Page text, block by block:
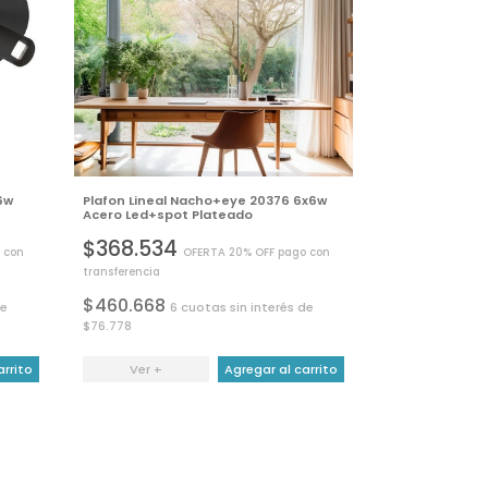
con
Plafon Lineal Nacho+eye 20376 6x6w
Acero Led+spot Plateado
$368.534 OFERTA 20% OFF pago con
transferencia
$460.668 6 cuotas sin interés de
$76.778
Ver + Agregar al carrito